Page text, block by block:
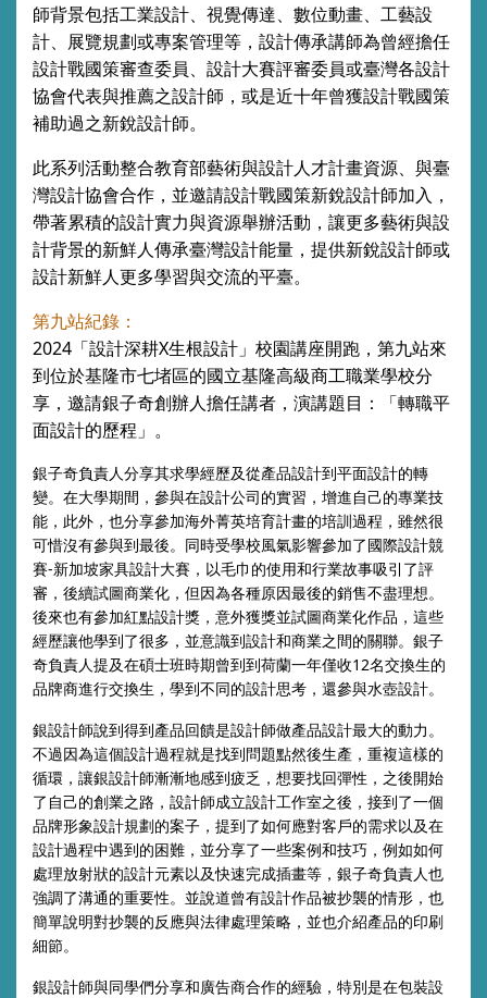
師背景包括工業設計、視覺傳達、數位動畫、工藝設
計、展覽規劃或專案管理等，設計傳承講師為曾經擔任
設計戰國策審查委員、設計大賽評審委員或臺灣各設計
協會代表與推薦之設計師，或是近十年曾獲設計戰國策
補助過之新銳設計師。
此系列活動整合教育部藝術與設計人才計畫資源、與臺
灣設計協會合作，並邀請設計戰國策新銳設計師加入，
帶著累積的設計實力與資源舉辦活動，讓更多藝術與設
計背景的新鮮人傳承臺灣設計能量，提供新銳設計師或
設計新鮮人更多學習與交流的平臺。
第九站紀錄：
2024「設計深耕X生根設計」校園講座開跑，第九站來
到位於基隆市七堵區的國立基隆高級商工職業學校分
享，邀請銀子奇創辦人擔任講者，演講題目：「轉職平
面設計的歷程」。
銀子奇負責人分享其求學經歷及從產品設計到平面設計的轉
變。在大學期間，參與在設計公司的實習，增進自己的專業技
能，此外，也分享參加海外菁英培育計畫的培訓過程，雖然很
可惜沒有參與到最後。同時受學校風氣影響參加了國際設計競
賽-新加坡家具設計大賽，以毛巾的使用和行業故事吸引了評
審，後續試圖商業化，但因為各種原因最後的銷售不盡理想。
後來也有參加紅點設計獎，意外獲獎並試圖商業化作品，這些
經歷讓他學到了很多，並意識到設計和商業之間的關聯。銀子
奇負責人提及在碩士班時期曾到到荷蘭一年僅收12名交換生的
品牌商進行交換生，學到不同的設計思考，還參與水壺設計。
銀設計師說到得到產品回饋是設計師做產品設計最大的動力。
不過因為這個設計過程就是找到問題點然後生產，重複這樣的
循環，讓銀設計師漸漸地感到疲乏，想要找回彈性，之後開始
了自己的創業之路，設計師成立設計工作室之後，接到了一個
品牌形象設計規劃的案子，提到了如何應對客戶的需求以及在
設計過程中遇到的困難，並分享了一些案例和技巧，例如如何
處理放射狀的設計元素以及快速完成插畫等，銀子奇負責人也
強調了溝通的重要性。並說道曾有設計作品被抄襲的情形，也
簡單說明對抄襲的反應與法律處理策略，並也介紹產品的印刷
細節。
銀設計師與同學們分享和廣告商合作的經驗，特別是在包裝設